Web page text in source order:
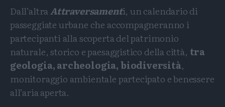
Dall’altraAttraversamenti, un calendario di
passeggiate urbane che accompagneranno i
partecipanti alla scoperta del patrimonio
naturale, storico e paesaggistico della città, tra
geologia, archeologia, biodiversità,
monitoraggio ambientale partecipato e benessere
all’aria aperta.